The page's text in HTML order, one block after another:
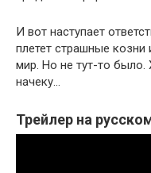
И вот наступает
плетет страшные
мир. Но не тут-то было.
начеку…
Трейлер на